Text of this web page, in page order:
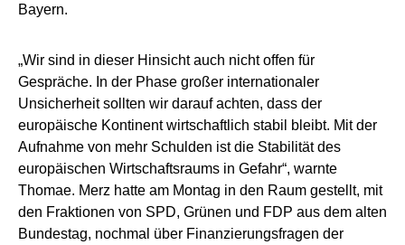
Bayern.
„Wir sind in dieser Hinsicht auch nicht offen für
Gespräche. In der Phase großer internationaler
Unsicherheit sollten wir darauf achten, dass der
europäische Kontinent wirtschaftlich stabil bleibt. Mit der
Aufnahme von mehr Schulden ist die Stabilität des
europäischen Wirtschaftsraums in Gefahr“, warnte
Thomae. Merz hatte am Montag in den Raum gestellt, mit
den Fraktionen von SPD, Grünen und FDP aus dem alten
Bundestag, nochmal über Finanzierungsfragen der